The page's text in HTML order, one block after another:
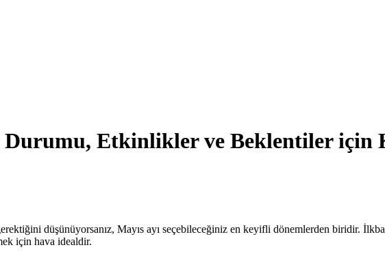
Durumu, Etkinlikler ve Beklentiler için
düşünüyorsanız, Mayıs ayı seçebileceğiniz en keyifli dönemlerden biridir.
için hava idealdir.